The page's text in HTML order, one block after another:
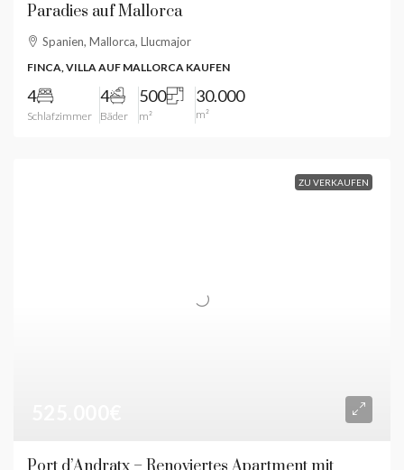
Paradies auf Mallorca
Spanien, Mallorca, Llucmajor
FINCA, VILLA AUF MALLORCA KAUFEN
4
Schlafzimmer
4
Bäder
500
m²
30.000
m²
ZU VERKAUFEN